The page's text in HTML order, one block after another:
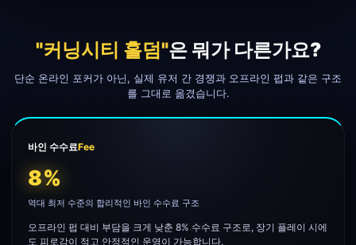
"커닝시티 홀덤"은 뭐가 다른가요?
단순 온라인 포커가 아닌, 실제 유저 간 경쟁과 오프라인 펍과 같은 구조
를 그대로 옮겼습니다.
바인 수수료Fee
8%
역대 최저 수준의 합리적인 바인 수수료 구조
오프라인 펍 대비 부담을 크게 낮춘 8% 수수료 구조로, 장기 플레이 시에
도 피로감이 적고 안정적인 운영이 가능합니다.